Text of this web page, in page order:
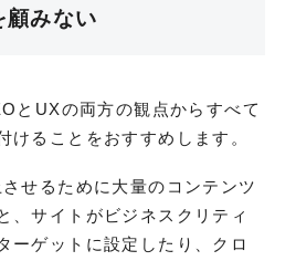
みない
とUXの両方の観点からすべて
けることをおすすめします。
せるために大量のコンテンツ
、サイトがビジネスクリティ
ーゲットに設定したり、クロ